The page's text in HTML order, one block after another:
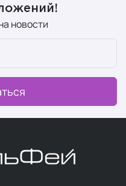
из самых
ухода за кожей за
новости